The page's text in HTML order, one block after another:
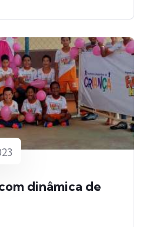
dinâmica de